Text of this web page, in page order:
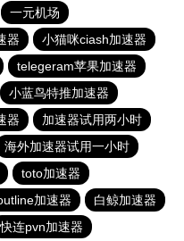
一元机场
器
小猫咪ciash加速器
telegeram苹果加速器
小蓝鸟特推加速器
器
加速器试用两小时
海外加速器试用一小时
toto加速器
加速器
白鲸加速器
快连pvn加速器